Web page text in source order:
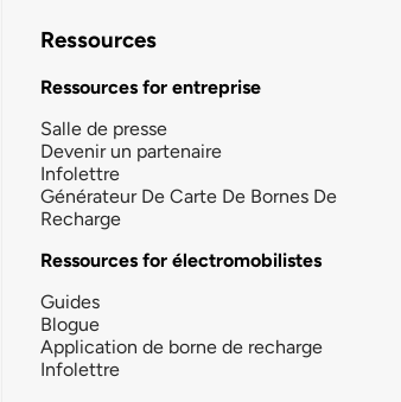
Ressources
Ressources for entreprise
Salle de presse
Devenir un partenaire
Infolettre
Générateur De Carte De Bornes De
Recharge
Ressources for électromobilistes
Guides
Blogue
Application de borne de recharge
Infolettre